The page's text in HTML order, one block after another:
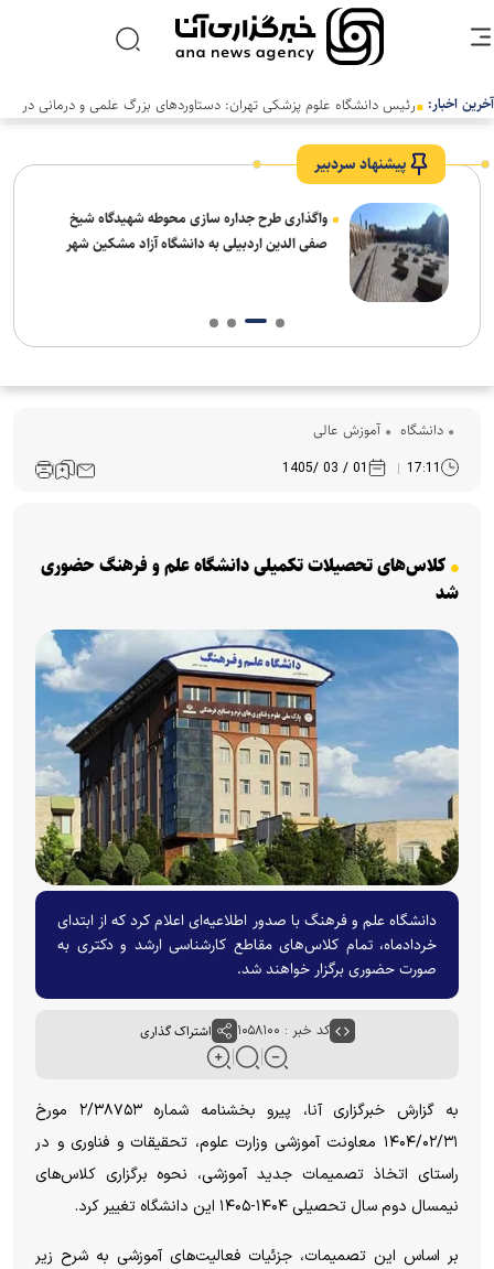
آخرین اخبار: رئیس دانشگاه علوم پزشکی تهران: دستاوردهای بزرگ علمی و درمانی در
پیشنهاد سردبیر
واگذاری طرح جداره سازی محوطه شهیدگاه شیخ
صفی الدین اردبیلی به دانشگاه آزاد مشکین شهر
دانشگاه آموزش عالی
17:11
01 / 03 /1405
کلاس‌های تحصیلات تکمیلی دانشگاه علم و فرهنگ حضوری
شد
دانشگاه علم و فرهنگ با صدور اطلاعیه‌ای اعلام کرد که از ابتدای
خردادماه، تمام کلاس‌های مقاطع کارشناسی ارشد و دکتری به
صورت حضوری برگزار خواهند شد.
کد خبر : ۱۰۵۸۱۰۰ اشتراک گذاری
به گزارش خبرگزاری آنا، پیرو بخشنامه شماره ۲/۳۸۷۵۳ مورخ
۱۴۰۴/۰۲/۳۱ معاونت آموزشی وزارت علوم، تحقیقات و فناوری و در
راستای اتخاذ تصمیمات جدید آموزشی، نحوه برگزاری کلاس‌های
نیمسال دوم سال تحصیلی ۱۴۰۴-۱۴۰۵ این دانشگاه تغییر کرد.
بر اساس این تصمیمات، جزئیات فعالیت‌های آموزشی به شرح زیر